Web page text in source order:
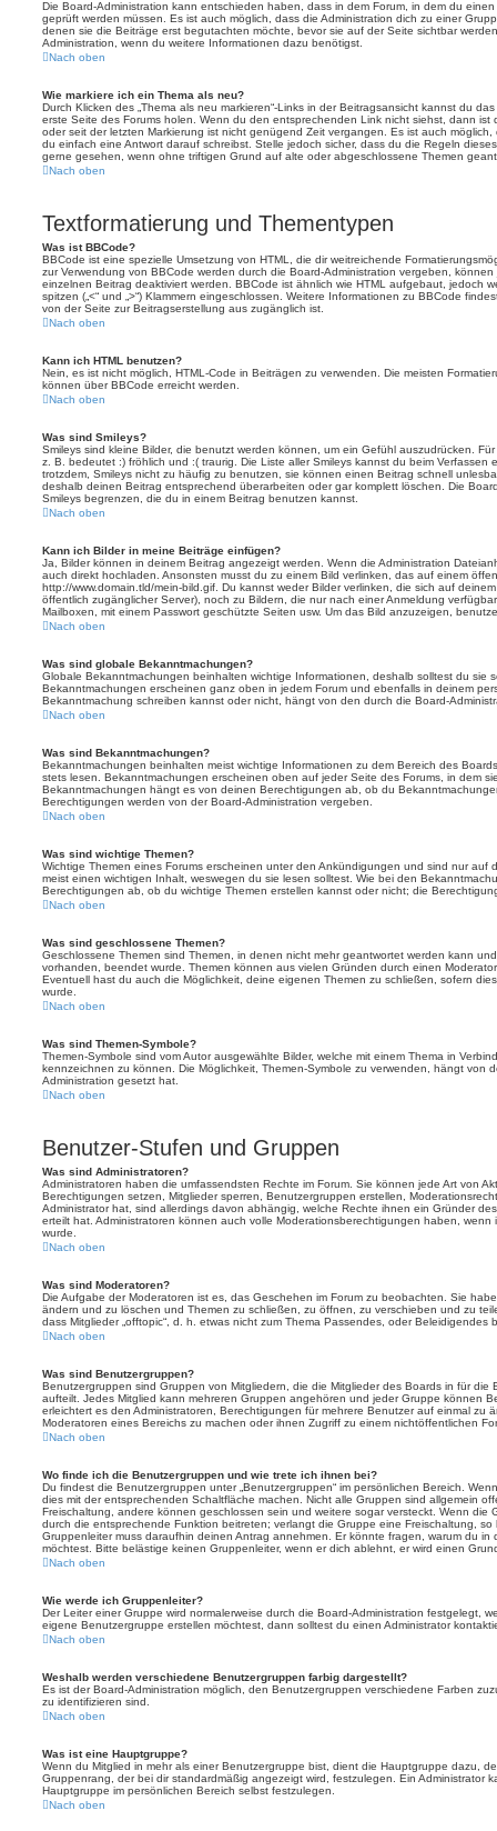
Die Board-Administration kann entschieden haben, dass in dem Forum, in dem du
geprüft werden müssen. Es ist auch möglich, dass die Administration dich zu einer
denen sie die Beiträge erst begutachten möchte, bevor sie auf der Seite sichtbar
Administration, wenn du weitere Informationen dazu benötigst.
Nach oben
Wie markiere ich ein Thema als neu?
Durch Klicken des „Thema als neu markieren“-Links in der Beitragsansicht kannst du
erste Seite des Forums holen. Wenn du den entsprechenden Link nicht siehst, dann ist
oder seit der letzten Markierung ist nicht genügend Zeit vergangen. Es ist auch
du einfach eine Antwort darauf schreibst. Stelle jedoch sicher, dass du die Regeln
gerne gesehen, wenn ohne triftigen Grund auf alte oder abgeschlossene Themen
Nach oben
Textformatierung und Thementypen
Was ist BBCode?
BBCode ist eine spezielle Umsetzung von HTML, die dir weitreichende
zur Verwendung von BBCode werden durch die Board-Administration vergeben,
einzelnen Beitrag deaktiviert werden. BBCode ist ähnlich wie HTML aufgebaut, jedoch
spitzen („<“ und „>“) Klammern eingeschlossen. Weitere Informationen zu BBCode
von der Seite zur Beitragserstellung aus zugänglich ist.
Nach oben
Kann ich HTML benutzen?
Nein, es ist nicht möglich, HTML-Code in Beiträgen zu verwenden. Die meisten
können über BBCode erreicht werden.
Nach oben
Was sind Smileys?
Smileys sind kleine Bilder, die benutzt werden können, um ein Gefühl auszudrücken.
z. B. bedeutet :) fröhlich und :( traurig. Die Liste aller Smileys kannst du beim Verfassen
trotzdem, Smileys nicht zu häufig zu benutzen, sie können einen Beitrag schnell
deshalb deinen Beitrag entsprechend überarbeiten oder gar komplett löschen. Die
Smileys begrenzen, die du in einem Beitrag benutzen kannst.
Nach oben
Kann ich Bilder in meine Beiträge einfügen?
Ja, Bilder können in deinem Beitrag angezeigt werden. Wenn die Administration
auch direkt hochladen. Ansonsten musst du zu einem Bild verlinken, das auf einem
http://www.domain.tld/mein-bild.gif. Du kannst weder Bilder verlinken, die sich auf
öffentlich zugänglicher Server), noch zu Bildern, die nur nach einer Anmeldung
Mailboxen, mit einem Passwort geschützte Seiten usw. Um das Bild anzuzeigen,
Nach oben
Was sind globale Bekanntmachungen?
Globale Bekanntmachungen beinhalten wichtige Informationen, deshalb solltest du sie
Bekanntmachungen erscheinen ganz oben in jedem Forum und ebenfalls in deinem
Bekanntmachung schreiben kannst oder nicht, hängt von den durch die Board-
Nach oben
Was sind Bekanntmachungen?
Bekanntmachungen beinhalten meist wichtige Informationen zu dem Bereich des
stets lesen. Bekanntmachungen erscheinen oben auf jeder Seite des Forums, in dem
Bekanntmachungen hängt es von deinen Berechtigungen ab, ob du
Berechtigungen werden von der Board-Administration vergeben.
Nach oben
Was sind wichtige Themen?
Wichtige Themen eines Forums erscheinen unter den Ankündigungen und sind nur auf
meist einen wichtigen Inhalt, weswegen du sie lesen solltest. Wie bei den
Berechtigungen ab, ob du wichtige Themen erstellen kannst oder nicht; die
Nach oben
Was sind geschlossene Themen?
Geschlossene Themen sind Themen, in denen nicht mehr geantwortet werden kann
vorhanden, beendet wurde. Themen können aus vielen Gründen durch einen
Eventuell hast du auch die Möglichkeit, deine eigenen Themen zu schließen, sofern
wurde.
Nach oben
Was sind Themen-Symbole?
Themen-Symbole sind vom Autor ausgewählte Bilder, welche mit einem Thema in
kennzeichnen zu können. Die Möglichkeit, Themen-Symbole zu verwenden, hängt von
Administration gesetzt hat.
Nach oben
Benutzer-Stufen und Gruppen
Was sind Administratoren?
Administratoren haben die umfassendsten Rechte im Forum. Sie können jede Art von
Berechtigungen setzen, Mitglieder sperren, Benutzergruppen erstellen,
Administrator hat, sind allerdings davon abhängig, welche Rechte ihnen ein Gründer
erteilt hat. Administratoren können auch volle Moderationsberechtigungen haben,
wurde.
Nach oben
Was sind Moderatoren?
Die Aufgabe der Moderatoren ist es, das Geschehen im Forum zu beobachten. Sie
ändern und zu löschen und Themen zu schließen, zu öffnen, zu verschieben und zu
dass Mitglieder „offtopic“, d. h. etwas nicht zum Thema Passendes, oder Beleidigendes
Nach oben
Was sind Benutzergruppen?
Benutzergruppen sind Gruppen von Mitgliedern, die die Mitglieder des Boards in für die
aufteilt. Jedes Mitglied kann mehreren Gruppen angehören und jeder Gruppe können
erleichtert es den Administratoren, Berechtigungen für mehrere Benutzer auf einmal zu
Moderatoren eines Bereichs zu machen oder ihnen Zugriff zu einem nichtöffentlichen
Nach oben
Wo finde ich die Benutzergruppen und wie trete ich ihnen bei?
Du findest die Benutzergruppen unter „Benutzergruppen“ im persönlichen Bereich.
dies mit der entsprechenden Schaltfläche machen. Nicht alle Gruppen sind allgemein
Freischaltung, andere können geschlossen sein und weitere sogar versteckt. Wenn die
durch die entsprechende Funktion beitreten; verlangt die Gruppe eine Freischaltung,
Gruppenleiter muss daraufhin deinen Antrag annehmen. Er könnte fragen, warum du in
möchtest. Bitte belästige keinen Gruppenleiter, wenn er dich ablehnt, er wird einen
Nach oben
Wie werde ich Gruppenleiter?
Der Leiter einer Gruppe wird normalerweise durch die Board-Administration festgelegt,
eigene Benutzergruppe erstellen möchtest, dann solltest du einen Administrator
Nach oben
Weshalb werden verschiedene Benutzergruppen farbig dargestellt?
Es ist der Board-Administration möglich, den Benutzergruppen verschiedene Farben
zu identifizieren sind.
Nach oben
Was ist eine Hauptgruppe?
Wenn du Mitglied in mehr als einer Benutzergruppe bist, dient die Hauptgruppe dazu,
Gruppenrang, der bei dir standardmäßig angezeigt wird, festzulegen. Ein Administrator
Hauptgruppe im persönlichen Bereich selbst festzulegen.
Nach oben